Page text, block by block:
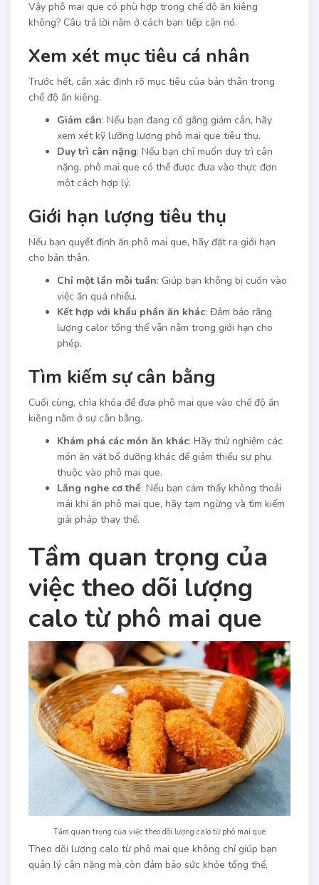
Vậy phô mai que có phù hợp trong chế độ ăn kiêng
không? Câu trả lời nằm ở cách bạn tiếp cận nó.
Xem xét mục tiêu cá nhân
Trước hết, cần xác định rõ mục tiêu của bản thân trong
chế độ ăn kiêng.
Giảm cân: Nếu bạn đang cố gắng giảm cân, hãy
xem xét kỹ lưỡng lượng phô mai que tiêu thụ.
Duy trì cân nặng: Nếu bạn chỉ muốn duy trì cân
nặng, phô mai que có thể được đưa vào thực đơn
một cách hợp lý.
Giới hạn lượng tiêu thụ
Nếu bạn quyết định ăn phô mai que, hãy đặt ra giới hạn
cho bản thân.
Chỉ một lần mỗi tuần: Giúp bạn không bị cuốn vào
việc ăn quá nhiều.
Kết hợp với khẩu phần ăn khác: Đảm bảo rằng
lượng calor tổng thể vẫn nằm trong giới hạn cho
phép.
Tìm kiếm sự cân bằng
Cuối cùng, chìa khóa để đưa phô mai que vào chế độ ăn
kiêng nằm ở sự cân bằng.
Khám phá các món ăn khác: Hãy thử nghiệm các
món ăn vặt bổ dưỡng khác để giảm thiểu sự phụ
thuộc vào phô mai que.
Lắng nghe cơ thể: Nếu bạn cảm thấy không thoải
mái khi ăn phô mai que, hãy tạm ngừng và tìm kiếm
giải pháp thay thế.
Tầm quan trọng của
việc theo dõi lượng
calo từ phô mai que
Tầm quan trọng của việc theo dõi lượng calo từ phô mai que
Theo dõi lượng calo từ phô mai que không chỉ giúp bạn
quản lý cân nặng mà còn đảm bảo sức khỏe tổng thể.